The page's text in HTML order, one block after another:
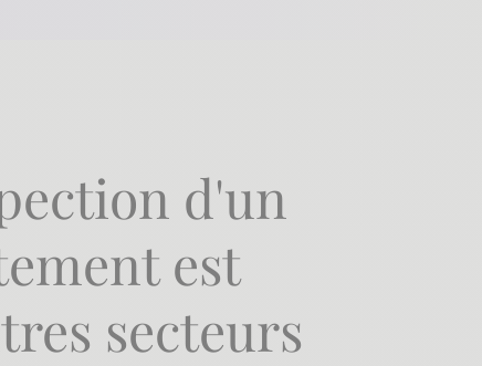
d'un
est
secteurs